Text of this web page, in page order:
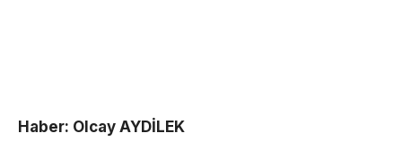
Haber: Olcay AYDİLEK